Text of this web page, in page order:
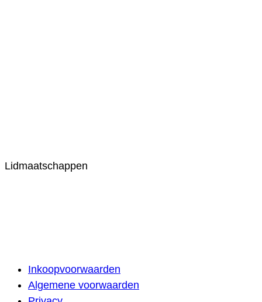
Lidmaatschappen
Inkoopvoorwaarden
Algemene voorwaarden